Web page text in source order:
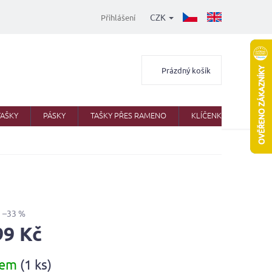
CZK
Přihlášení
Nákupní
Prázdný košík
PÁSKY TAŠKY PŘES RAMENO KLÍČENKY
–33 %
Kč
(1 ks)